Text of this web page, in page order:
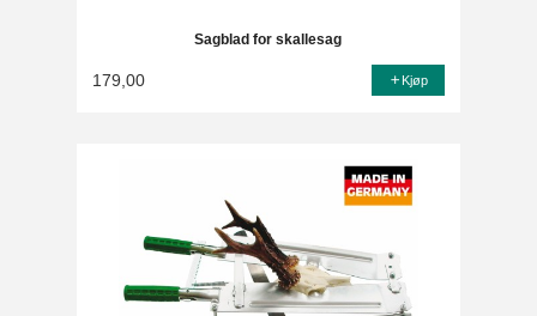
Sagblad for skallesag
179,00 Kjøp